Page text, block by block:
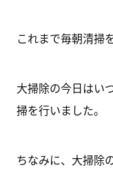
これまで毎朝清掃
大掃除の今日はい
掃を行いました。
ちなみに、大掃除